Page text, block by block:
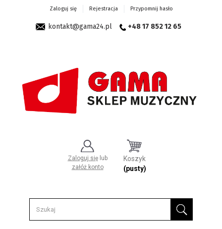
Zaloguj się Rejestracja Przypomnij hasło
kontakt@gama24.pl +48 17 852 12 65
Zaloguj się lub
załóż konto
Koszyk
(pusty)